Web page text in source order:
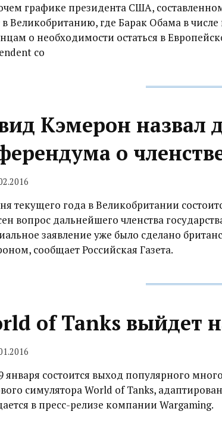
графике президента США,
в Великобританию, где Барак Обама в
о необходимости остаться в
со
Кэмерон назвал
о
текущего года в Великобритании
вопрос дальнейшего членства
заявление уже было сделано
сообщает Российская Газета.
of Tanks выйдет
января состоится выход популярного
симулятора World of Tanks,
в пресс-релизе компании Wargaming.